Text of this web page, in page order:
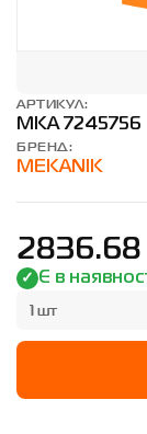
АРТИКУЛ:
MKA 7245756
БРЕНД:
MEKANIK
2836.68
Є в
1 шт